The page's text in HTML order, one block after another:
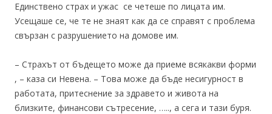
Единствено страх и ужас се четеше по лицата им.
Усещаше се, че те не знаят как да се справят с проблема
свързан с разрушението на домове им.
– Страхът от бъдещето може да приеме всякакви форми
, – каза си Невена. – Това може да бъде несигурност в
работата, притеснение за здравето и живота на
близките, финансови сътресение, ….., а сега и тази буря.